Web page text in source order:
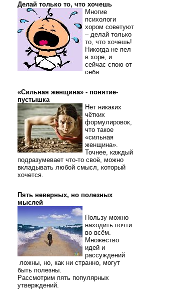
Делай только то, что хочешь
Многие
психологи
хором советуют
– делай только
то, что хочешь!
Никогда не пел
в хоре, и
сейчас спою от
себя.
«Сильная женщина» - понятие-
пустышка
Нет никаких
чётких
формулировок,
что такое
«сильная
женщина».
Точнее, каждый
подразумевает что-то своё, можно
вкладывать любой смысл, который
хочется.
Пять неверных, но полезных
мыслей
Пользу можно
находить почти
во всём.
Множество
идей и
рассуждений
ложны, но, как ни странно, могут
быть полезны.
Рассмотрим пять популярных
утверждений.